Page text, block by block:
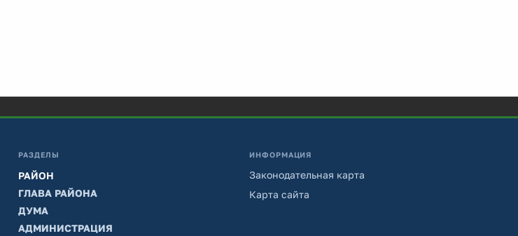
РАЗДЕЛЫ
РАЙОН
ГЛАВА РАЙОНА
ДУМА
АДМИНИСТРАЦИЯ
ИНФОРМАЦИЯ
Законодательная карта
Карта сайта